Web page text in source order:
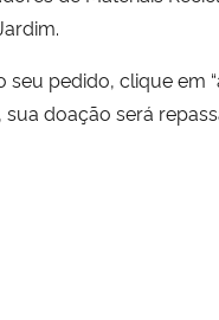
seu pedido, clique em
sua doação será